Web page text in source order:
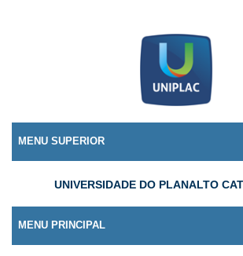
MENU SUPERIOR
UNIVERSIDADE DO PLANALTO
MENU PRINCIPAL